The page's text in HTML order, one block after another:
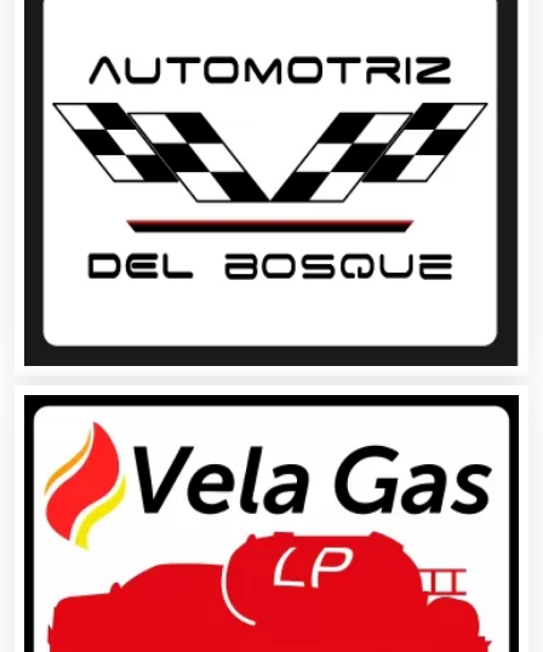
Artes Gráficas
Artesanías
Artículos de Oficina
Artículos de Piel
Artículos Deportivos
Artículos Importados
Artículos para el Hogar